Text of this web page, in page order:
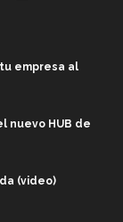
empresa al
nuevo HUB de
(video)